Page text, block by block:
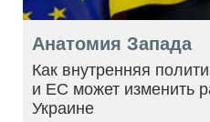
Анатомия Запада
Как внутренняя
и ЕС может изменить
Украине